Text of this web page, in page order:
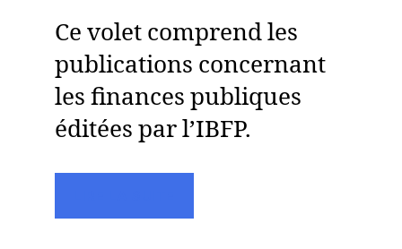
Ce volet comprend les
publications concernant
les finances publiques
éditées par l’IBFP.